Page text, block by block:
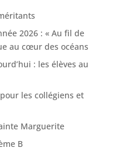
2026 : « Au fil de
au cœur des océans
: les élèves au
les collégiens et
Marguerite
B